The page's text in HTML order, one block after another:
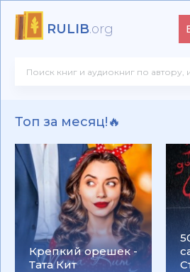
RULIB.org
Топ за месяц!🔥
Крепкий орешек -
Тата Кит